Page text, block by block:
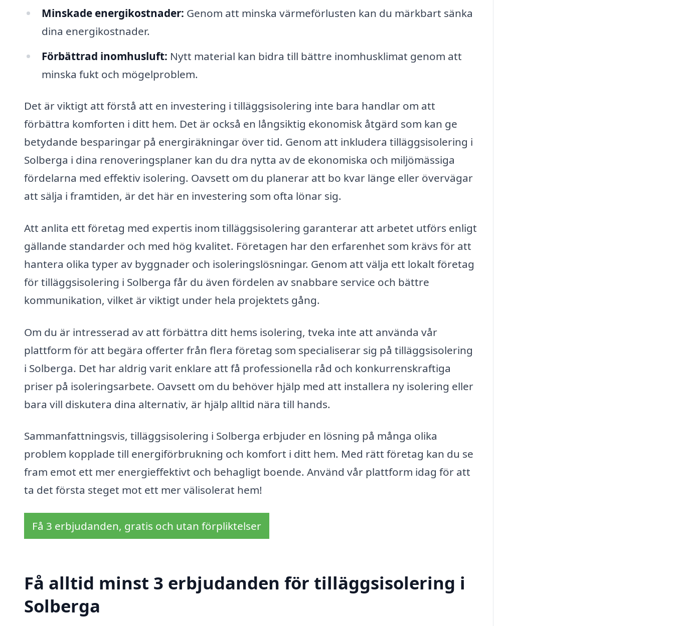
Minskade energikostnader: Genom att minska värmeförlusten kan du märkbart sänka
dina energikostnader.
Förbättrad inomhusluft: Nytt material kan bidra till bättre inomhusklimat genom att
minska fukt och mögelproblem.
Det är viktigt att förstå att en investering i tilläggsisolering inte bara handlar om att
förbättra komforten i ditt hem. Det är också en långsiktig ekonomisk åtgärd som kan ge
betydande besparingar på energiräkningar över tid. Genom att inkludera tilläggsisolering i
Solberga i dina renoveringsplaner kan du dra nytta av de ekonomiska och miljömässiga
fördelarna med effektiv isolering. Oavsett om du planerar att bo kvar länge eller övervägar
att sälja i framtiden, är det här en investering som ofta lönar sig.
Att anlita ett företag med expertis inom tilläggsisolering garanterar att arbetet utförs enligt
gällande standarder och med hög kvalitet. Företagen har den erfarenhet som krävs för att
hantera olika typer av byggnader och isoleringslösningar. Genom att välja ett lokalt företag
för tilläggsisolering i Solberga får du även fördelen av snabbare service och bättre
kommunikation, vilket är viktigt under hela projektets gång.
Om du är intresserad av att förbättra ditt hems isolering, tveka inte att använda vår
plattform för att begära offerter från flera företag som specialiserar sig på tilläggsisolering
i Solberga. Det har aldrig varit enklare att få professionella råd och konkurrenskraftiga
priser på isoleringsarbete. Oavsett om du behöver hjälp med att installera ny isolering eller
bara vill diskutera dina alternativ, är hjälp alltid nära till hands.
Sammanfattningsvis, tilläggsisolering i Solberga erbjuder en lösning på många olika
problem kopplade till energiförbrukning och komfort i ditt hem. Med rätt företag kan du se
fram emot ett mer energieffektivt och behagligt boende. Använd vår plattform idag för att
ta det första steget mot ett mer välisolerat hem!
Få 3 erbjudanden, gratis och utan förpliktelser
Få alltid minst 3 erbjudanden för tilläggsisolering i
Solberga